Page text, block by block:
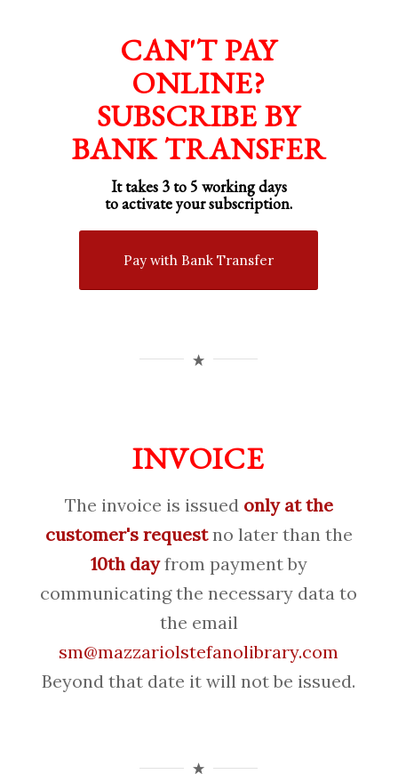
CAN'T PAY
ONLINE?
SUBSCRIBE BY
BANK TRANSFER
It takes 3 to 5 working days
to activate your subscription.
Pay with Bank Transfer
INVOICE
The invoice is issued only at the
customer's requestno later than the
10th dayfrom payment by
communicating the necessary data to
the email
sm@mazzariolstefanolibrary.com
Beyond that date it will not be issued.